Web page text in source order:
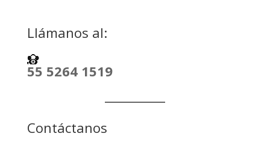
Llámanos al:
55 5264 1519
Contáctanos